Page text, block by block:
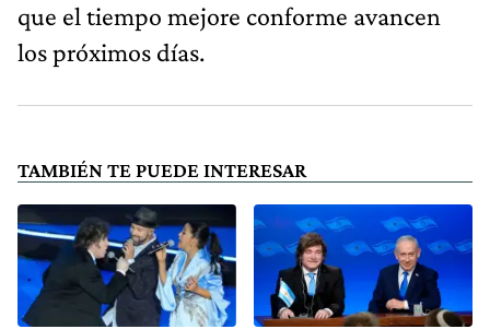
que el tiempo mejore conforme avancen
los próximos días.
TAMBIÉN TE PUEDE INTERESAR